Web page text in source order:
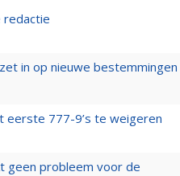
redactie
in op nieuwe bestemmingen
eerste 777-9’s te weigeren
geen probleem voor de